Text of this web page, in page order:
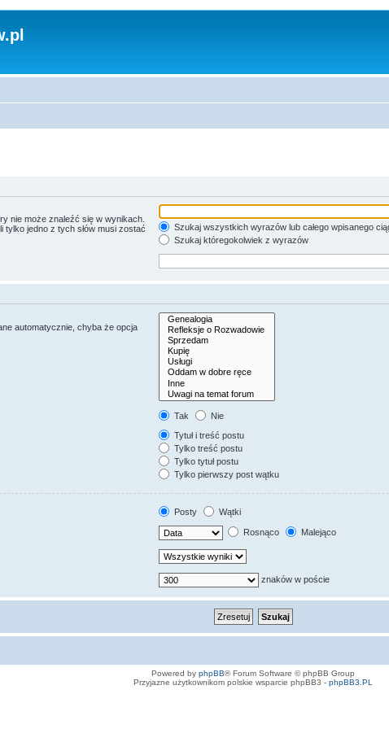
nie może znaleźć się w wynikach.
tylko jedno z tych słów musi zostać
Szukaj wszystkich wyrazów lub całego wpisanego
Szukaj któregokolwiek z wyrazów
automatycznie, chyba że opcja
Tak
Nie
Tytuł i treść postu
Tylko treść postu
Tylko tytuł postu
Tylko pierwszy post wątku
Posty
Wątki
Rosnąco Malejąco
znaków w poście
Powered by phpBB® Forum Software © phpBB Group
Przyjazne użytkownikom polskie wsparcie phpBB3 - phpBB3.PL